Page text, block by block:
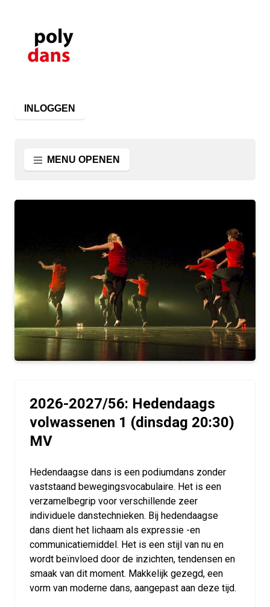
INLOGGEN
MENU OPENEN
2026-2027/56: Hedendaags
volwassenen 1 (dinsdag 20:30)
MV
Hedendaagse dans is een podiumdans zonder
vaststaand bewegingsvocabulaire. Het is een
verzamelbegrip voor verschillende zeer
individuele danstechnieken. Bij hedendaagse
dans dient het lichaam als expressie -en
communicatiemiddel. Het is een stijl van nu en
wordt beïnvloed door de inzichten, tendensen en
smaak van dit moment. Makkelijk gezegd, een
vorm van moderne dans, aangepast aan deze tijd.